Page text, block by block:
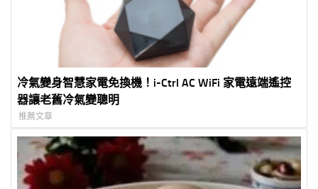
冷氣變身智慧家電免換機！i-Ctrl AC WiFi 家電遠端遙控
器讓老舊冷氣變聰明
推薦文章